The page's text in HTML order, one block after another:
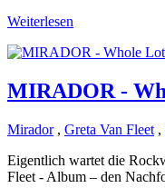
Weiterlesen
MIRADOR -
Mirador, Greta Van Fleet ,
Eigentlich wartet die
Fleet - Album – den